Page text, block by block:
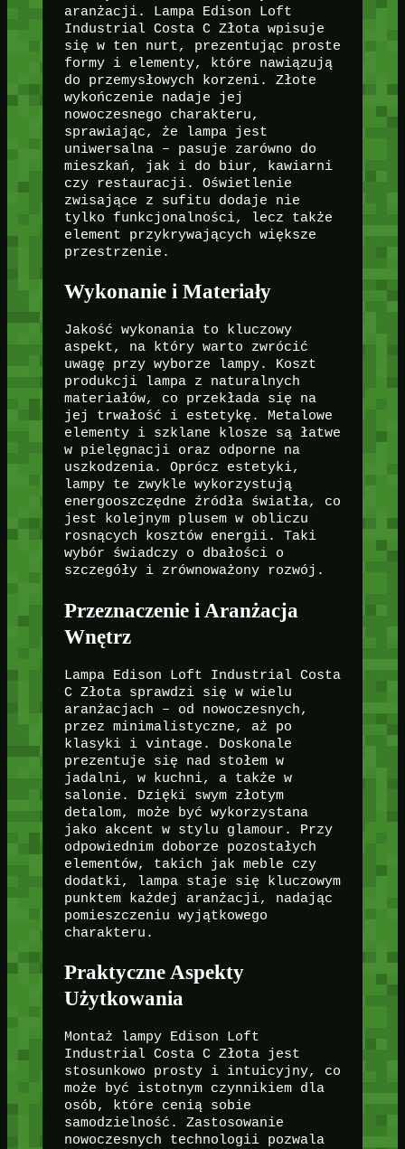
aranżacji. Lampa Edison Loft
Industrial Costa C Złota wpisuje
się w ten nurt, prezentując proste
formy i elementy, które nawiązują
do przemysłowych korzeni. Złote
wykończenie nadaje jej
nowoczesnego charakteru,
sprawiając, że lampa jest
uniwersalna – pasuje zarówno do
mieszkań, jak i do biur, kawiarni
czy restauracji. Oświetlenie
zwisające z sufitu dodaje nie
tylko funkcjonalności, lecz także
element przykrywających większe
przestrzenie.
Wykonanie i Materiały
Jakość wykonania to kluczowy
aspekt, na który warto zwrócić
uwagę przy wyborze lampy. Koszt
produkcji lampa z naturalnych
materiałów, co przekłada się na
jej trwałość i estetykę. Metalowe
elementy i szklane klosze są łatwe
w pielęgnacji oraz odporne na
uszkodzenia. Oprócz estetyki,
lampy te zwykle wykorzystują
energooszczędne źródła światła, co
jest kolejnym plusem w obliczu
rosnących kosztów energii. Taki
wybór świadczy o dbałości o
szczegóły i zrównoważony rozwój.
Przeznaczenie i Aranżacja
Wnętrz
Lampa Edison Loft Industrial Costa
C Złota sprawdzi się w wielu
aranżacjach – od nowoczesnych,
przez minimalistyczne, aż po
klasyki i vintage. Doskonale
prezentuje się nad stołem w
jadalni, w kuchni, a także w
salonie. Dzięki swym złotym
detalom, może być wykorzystana
jako akcent w stylu glamour. Przy
odpowiednim doborze pozostałych
elementów, takich jak meble czy
dodatki, lampa staje się kluczowym
punktem każdej aranżacji, nadając
pomieszczeniu wyjątkowego
charakteru.
Praktyczne Aspekty
Użytkowania
Montaż lampy Edison Loft
Industrial Costa C Złota jest
stosunkowo prosty i intuicyjny, co
może być istotnym czynnikiem dla
osób, które cenią sobie
samodzielność. Zastosowanie
nowoczesnych technologii pozwala